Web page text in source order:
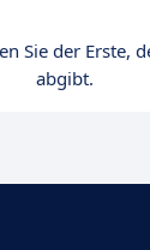
Sie der Erste,
abgibt.